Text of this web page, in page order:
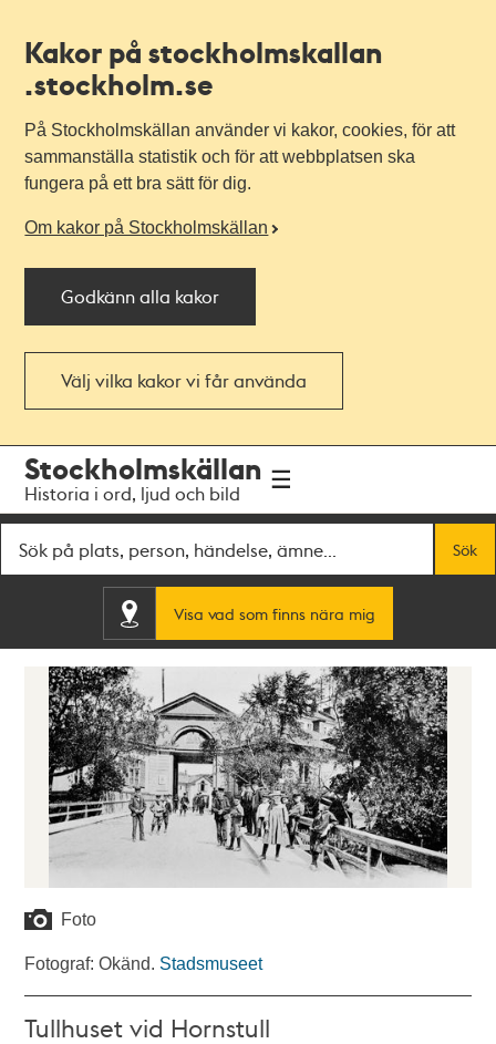
Kakor på stockholmskallan
.stockholm.se
På Stockholmskällan använder vi kakor, cookies, för att
sammanställa statistik och för att webbplatsen ska
fungera på ett bra sätt för dig.
Om kakor på Stockholmskällan
Godkänn alla kakor
Välj vilka kakor vi får använda
navigationen
huvudinnehållet
Stockholmskällan
Historia i ord, ljud och bild
Sök
Visa vad som finns nära mig
Foto
Fotograf: Okänd. Stadsmuseet
Tullhuset vid Hornstull